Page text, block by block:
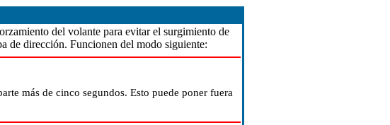
del volante para evitar el surgimiento de
de dirección. Funcionen del modo siguiente:
más de cinco segundos. Esto puede poner fuera